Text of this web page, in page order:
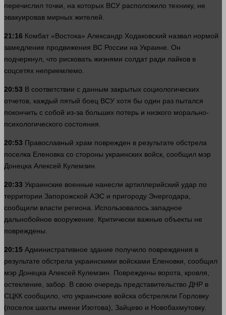
перечислил точки, на которых ВСУ расположило технику, не
эвакуировав мирных жителей.
21:16 Комбат «Востока» Александр Ходаковский назвал нормой
замедление продвижения ВС России на Украине. Он
подчеркнул, что рисковать жизнями солдат ради лайков в
соцсетях неприемлемо.
20:53 В соответствии с данным закрытых социологических
отчетов, каждый пятый боец ВСУ хотя бы один раз пытался
покончить с собой из-за больших потерь и низкого морально-
психологического состояния.
20:53 Православный храм поврежден в результате обстрела
поселка Еленовка со стороны украинских войск, сообщил мэр
Донецка Алексей Кулемзин.
20:33 Украинские военные нанесли артиллерийский удар по
территории Запорожской АЭС и пригороду Энергодара,
сообщили власти региона. Использовалось западное
дальнобойное вооружение. Критически важные объекты не
повреждены.
20:15 Административное здание получило повреждения в
результате обстрела украинскими войсками Еленовки, сообщил
мэр Донецка Алексей Кулемзин. Повреждены ворота, кровля,
остекление, забор. В свою очередь представительство ДНР в
СЦКК сообщило, что украинские войска обстреляли Горловку
(поселок шахты имени Изотова), Зайцево и Новобахмутовку.